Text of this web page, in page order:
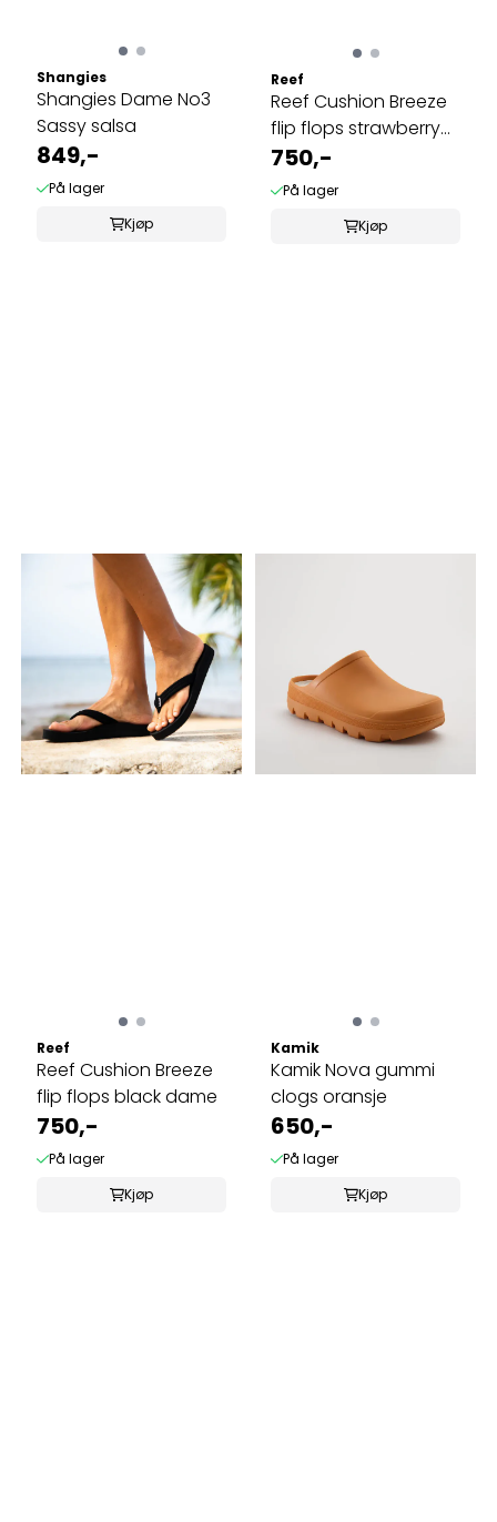
Shangies
Shangies Dame No3
Sassy salsa
849,-
På lager
Kjøp
Reef
Reef Cushion Breeze
flip flops strawberry
pink ...
750,-
På lager
Kjøp
Reef
Reef Cushion Breeze
flip flops black dame
750,-
På lager
Kjøp
Kamik
Kamik Nova gummi
clogs oransje
650,-
På lager
Kjøp